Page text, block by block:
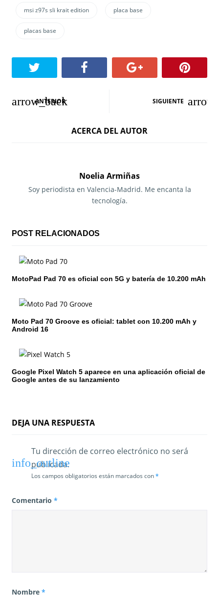
msi z97s sli krait edition placa base
placas base
N
i
n
d
e
e
r
d
ANTERIOR SIGUIENTE
ACERCA DEL AUTOR
Noelia Armiñas
Soy periodista en Valencia-Madrid. Me encanta la
tecnología.
POST RELACIONADOS
MotoPad Pad 70 es oficial con 5G y batería de 10.200 mAh
Moto Pad 70 Groove es oficial: tablet con 10.200 mAh y
Android 16
Google Pixel Watch 5 aparece en una aplicación oficial de
Google antes de su lanzamiento
DEJA UNA RESPUESTA
Tu dirección de correo electrónico no será
publicada.
Los campos obligatorios están marcados con*
Comentario *
Nombre *